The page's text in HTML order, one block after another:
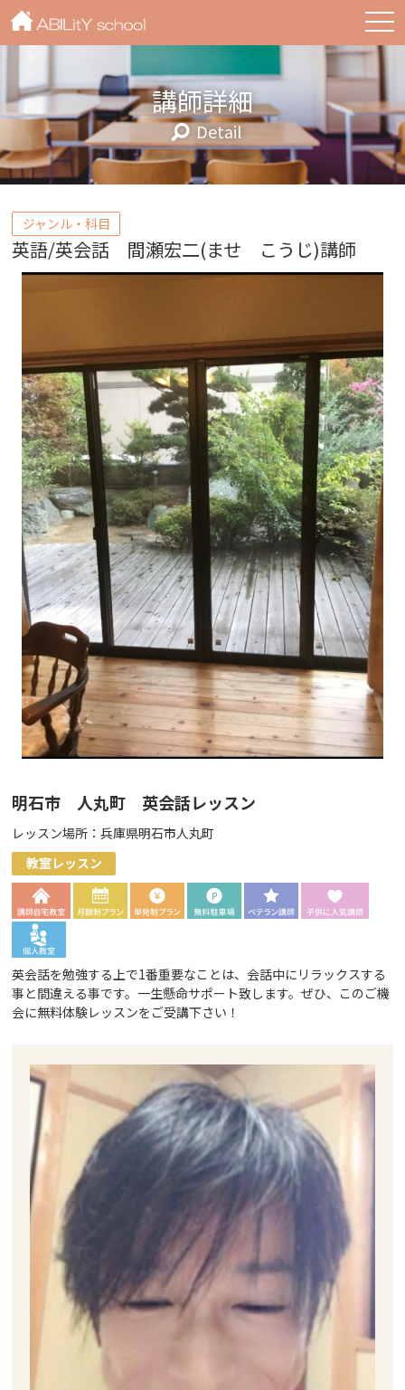
講師詳細
Detail
ジャンル・科目
英語/英会話 間瀬宏二(ませ こうじ)講師
明石市 人丸町 英会話レッスン
レッスン場所：兵庫県明石市人丸町
教室レッスン
英会話を勉強する上で1番重要なことは、会話中にリラックスする
事と間違える事です。一生懸命サポート致します。ぜひ、このご機
会に無料体験レッスンをご受講下さい！